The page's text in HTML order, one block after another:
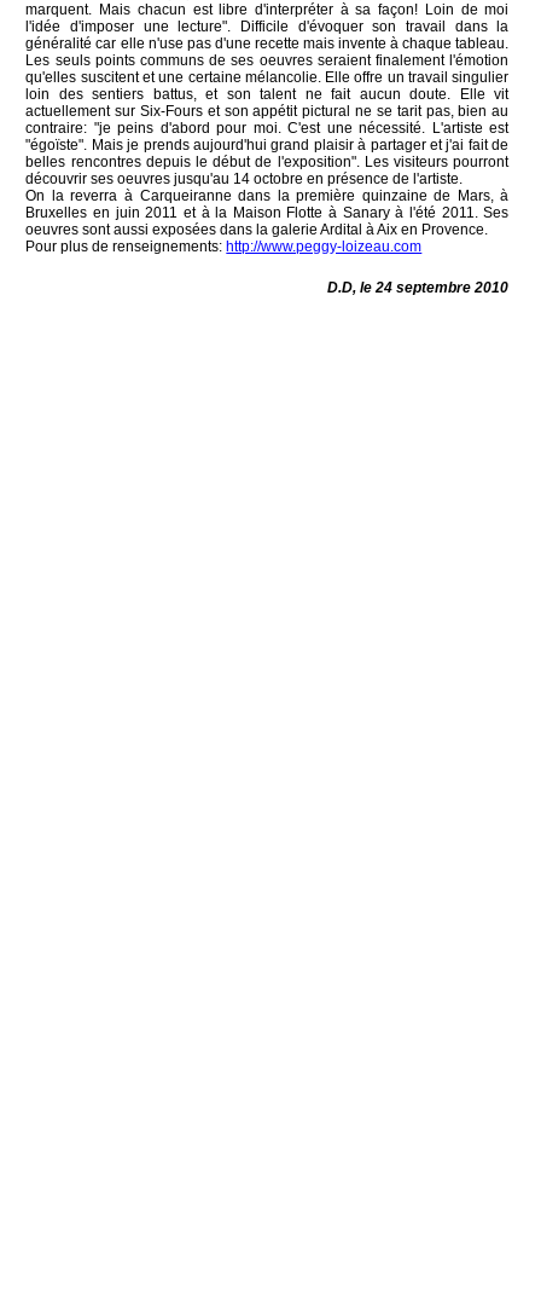
marquent. Mais chacun est libre d'interpréter à sa façon! Loin de moi
l'idée d'imposer une lecture". Difficile d'évoquer son travail dans la
généralité car elle n'use pas d'une recette mais invente à chaque tableau.
Les seuls points communs de ses oeuvres seraient finalement l'émotion
qu'elles suscitent et une certaine mélancolie. Elle offre un travail singulier
loin des sentiers battus, et son talent ne fait aucun doute. Elle vit
actuellement sur Six-Fours et son appétit pictural ne se tarit pas, bien au
contraire: "je peins d'abord pour moi. C'est une nécessité. L'artiste est
"égoïste". Mais je prends aujourd'hui grand plaisir à partager et j'ai fait de
belles rencontres depuis le début de l'exposition". Les visiteurs pourront
découvrir ses oeuvres jusqu'au 14 octobre en présence de l'artiste.
On la reverra à Carqueiranne dans la première quinzaine de Mars, à
Bruxelles en juin 2011 et à la Maison Flotte à Sanary à l'été 2011. Ses
oeuvres sont aussi exposées dans la galerie Ardital à Aix en Provence.
Pour plus de renseignements: http://www.peggy-loizeau.com
D.D, le 24 septembre 2010